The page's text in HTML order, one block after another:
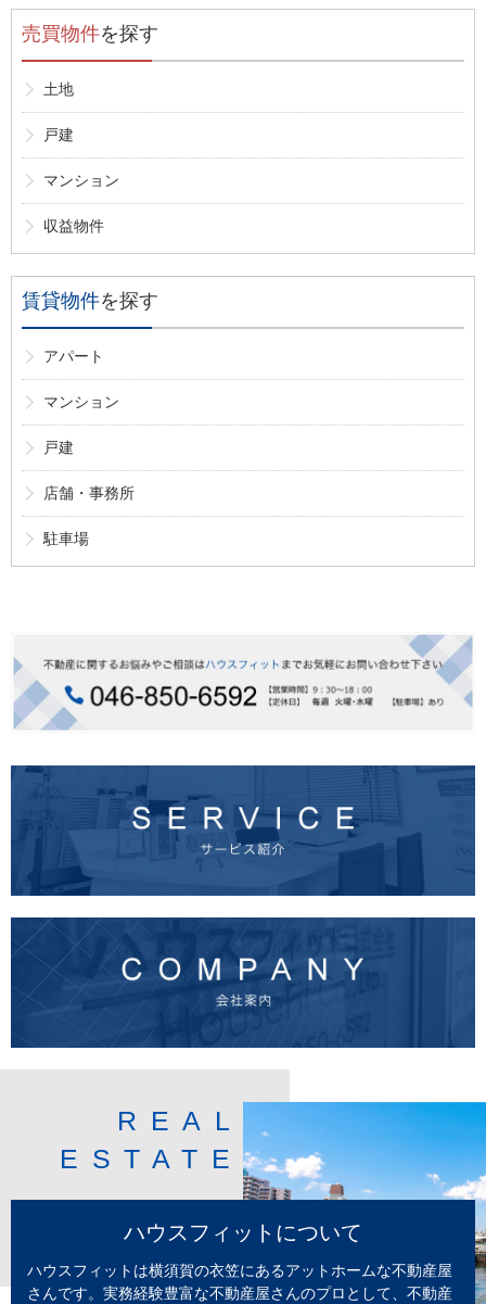
売買物件を探す
土地
戸建
マンション
収益物件
賃貸物件を探す
アパート
マンション
戸建
店舗・事務所
駐車場
REAL
ESTATE
ハウスフィットについて
ハウスフィットは横須賀の衣笠にあるアットホームな不動産屋
さんです。実務経験豊富な不動産屋さんのプロとして、不動産